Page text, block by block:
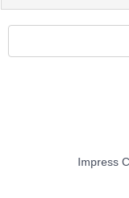
Impress